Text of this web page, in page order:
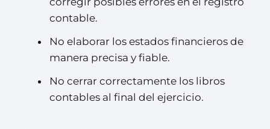
contable.
No elaborar los estados financieros de
manera precisa y fiable.
No cerrar correctamente los libros
contables al final del ejercicio.